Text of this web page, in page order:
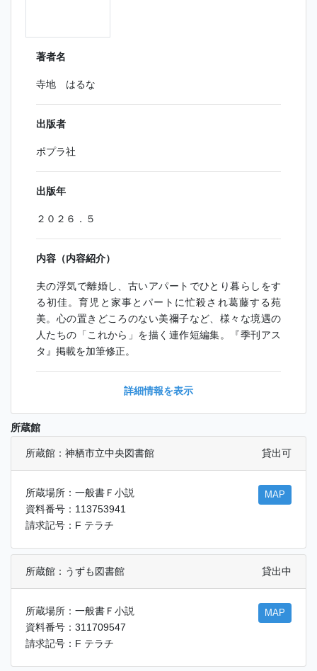
著者名
寺地 はるな
出版者
ポプラ社
出版年
２０２６．５
内容（内容紹介）
夫の浮気で離婚し、古いアパートでひとり暮らしをす
る初佳。育児と家事とパートに忙殺され葛藤する苑
美。心の置きどころのない美禰子など、様々な境遇の
人たちの「これから」を描く連作短編集。『季刊アス
タ』掲載を加筆修正。
詳細情報を表示
所蔵館
所蔵館：神栖市立中央図書館 貸出可
所蔵場所：一般書Ｆ小説
資料番号：113753941
請求記号：F テラチ
MAP
所蔵館：うずも図書館 貸出中
所蔵場所：一般書Ｆ小説
資料番号：311709547
請求記号：F テラチ
MAP